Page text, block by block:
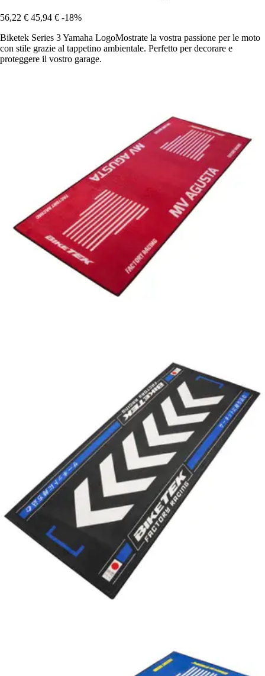
56,22 € 45,94 € -18%
Biketek Series 3 Yamaha LogoMostrate la vostra passione per le moto
con stile grazie al tappetino ambientale. Perfetto per decorare e
proteggere il vostro garage.